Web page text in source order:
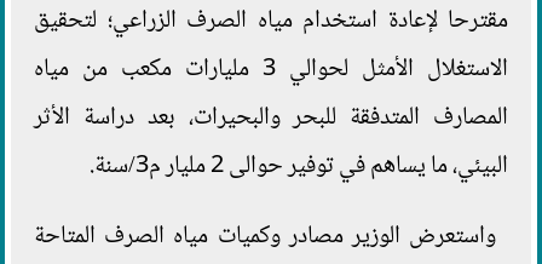
مقترحا لإعادة استخدام مياه الصرف الزراعي؛ لتحقيق
الاستغلال الأمثل لحوالي 3 مليارات مكعب من مياه
المصارف المتدفقة للبحر والبحيرات، بعد دراسة الأثر
البيئي، ما يساهم في توفير حوالى 2 مليار م3/سنة.
واستعرض الوزير مصادر وكميات مياه الصرف المتاحة